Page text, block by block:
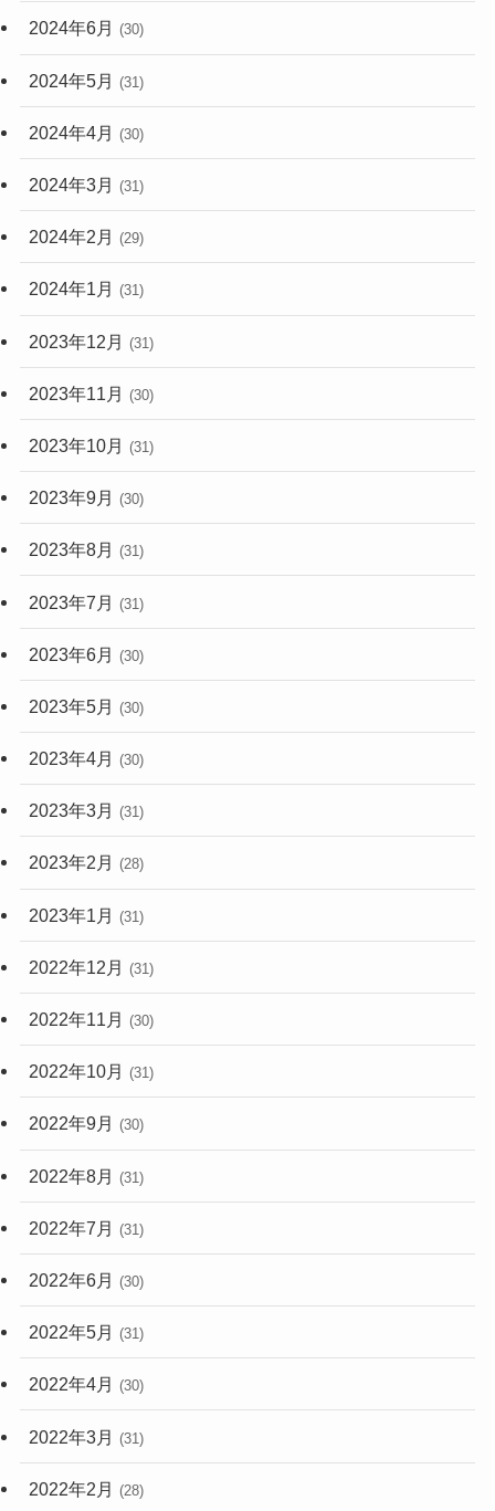
2024年6月 (30)
2024年5月 (31)
2024年4月 (30)
2024年3月 (31)
2024年2月 (29)
2024年1月 (31)
2023年12月 (31)
2023年11月 (30)
2023年10月 (31)
2023年9月 (30)
2023年8月 (31)
2023年7月 (31)
2023年6月 (30)
2023年5月 (30)
2023年4月 (30)
2023年3月 (31)
2023年2月 (28)
2023年1月 (31)
2022年12月 (31)
2022年11月 (30)
2022年10月 (31)
2022年9月 (30)
2022年8月 (31)
2022年7月 (31)
2022年6月 (30)
2022年5月 (31)
2022年4月 (30)
2022年3月 (31)
2022年2月 (28)